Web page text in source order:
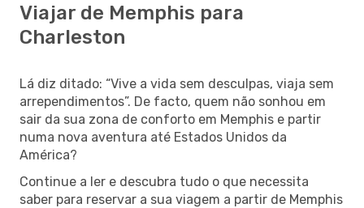
Viajar de Memphis para
Charleston
Lá diz ditado: “Vive a vida sem desculpas, viaja sem
arrependimentos”. De facto, quem não sonhou em
sair da sua zona de conforto em Memphis e partir
numa nova aventura até Estados Unidos da
América?
Continue a ler e descubra tudo o que necessita
saber para reservar a sua viagem a partir de Memphis